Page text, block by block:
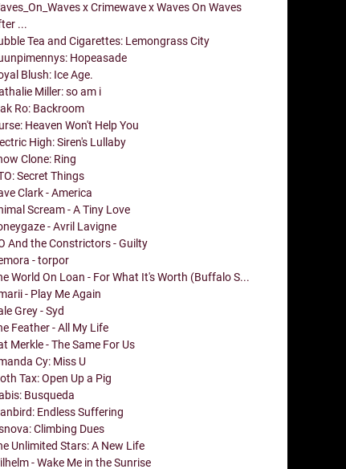
x Crimewave x Waves On Waves
...
Tea and Cigarettes: Lemongrass City
Hopeasade
Blush: Ice Age.
Miller: so am i
Ro: Backroom
Heaven Won't Help You
High: Siren's Lullaby
Clone: Ring
Secret Things
Clark - America
Scream - A Tiny Love
- Avril Lavigne
And the Constrictors - Guilty
- torpor
World On Loan - For What It's Worth (Buffalo S...
- Play Me Again
Grey - Syd
Feather - All My Life
Merkle - The Same For Us
Cy: Miss U
Tax: Open Up a Pig
Busqueda
Endless Suffering
Climbing Dues
Unlimited Stars: A New Life
- Wake Me in the Sunrise